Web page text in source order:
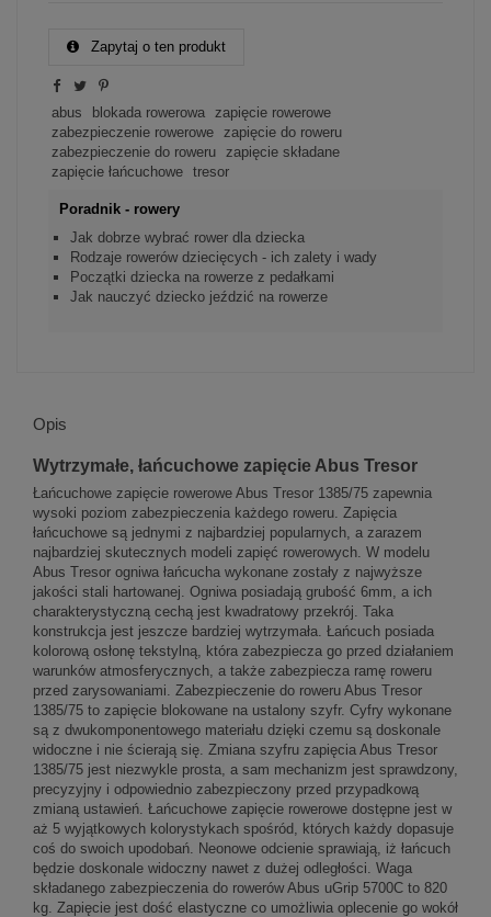
Zapytaj o ten produkt
abus blokada rowerowa
zapięcie rowerowe
zabezpieczenie rowerowe
zapięcie do roweru
zabezpieczenie do roweru
zapięcie składane
zapięcie łańcuchowe
tresor
Poradnik - rowery
Jak dobrze wybrać rower dla dziecka
Rodzaje rowerów dziecięcych - ich zalety i wady
Początki dziecka na rowerze z pedałkami
Jak nauczyć dziecko jeździć na rowerze
Opis
Wytrzymałe, łańcuchowe zapięcie Abus Tresor
Łańcuchowe zapięcie rowerowe Abus Tresor 1385/75 zapewnia
wysoki poziom zabezpieczenia każdego roweru. Zapięcia
łańcuchowe są jednymi z najbardziej popularnych, a zarazem
najbardziej skutecznych modeli zapięć rowerowych. W modelu
Abus Tresor ogniwa łańcucha wykonane zostały z najwyższe
jakości stali hartowanej. Ogniwa posiadają grubość 6mm, a ich
charakterystyczną cechą jest kwadratowy przekrój. Taka
konstrukcja jest jeszcze bardziej wytrzymała. Łańcuch posiada
kolorową osłonę tekstylną, która zabezpiecza go przed działaniem
warunków atmosferycznych, a także zabezpiecza ramę roweru
przed zarysowaniami. Zabezpieczenie do roweru Abus Tresor
1385/75 to zapięcie blokowane na ustalony szyfr. Cyfry wykonane
są z dwukomponentowego materiału dzięki czemu są doskonale
widoczne i nie ścierają się. Zmiana szyfru zapięcia Abus Tresor
1385/75 jest niezwykle prosta, a sam mechanizm jest sprawdzony,
precyzyjny i odpowiednio zabezpieczony przed przypadkową
zmianą ustawień. Łańcuchowe zapięcie rowerowe dostępne jest w
aż 5 wyjątkowych kolorystykach spośród, których każdy dopasuje
coś do swoich upodobań. Neonowe odcienie sprawiają, iż łańcuch
będzie doskonale widoczny nawet z dużej odległości. Waga
składanego zabezpieczenia do rowerów Abus uGrip 5700C to 820
kg. Zapięcie jest dość elastyczne co umożliwia oplecenie go wokół